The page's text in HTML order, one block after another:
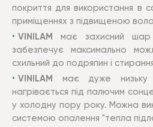
покриття для використання в
приміщеннях з підвищеною
VINILAM
має захисний
забезпечує максимально
схильний до подряпин і
VINILAM
має дуже низьку
нагрівається під палючим
у холодну пору року. Можна
системою опалення "тепла